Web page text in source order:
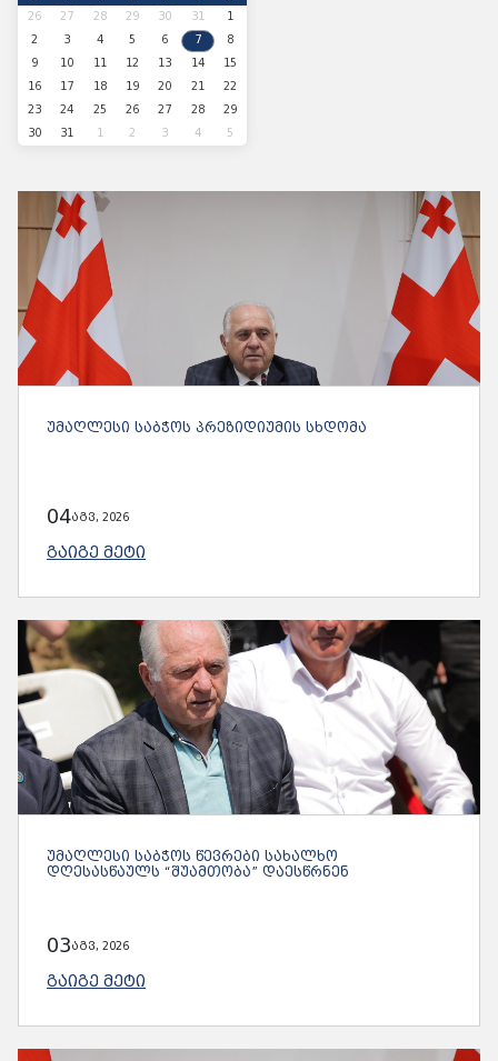
26 27 28 29 30 31
1
2
3 4 5 6 7
8
9
10 11 12 13 14
15
16
17 18 19 20 21
22
23
24 25 26 27 28
29
30
31 1 2 3 4 5
ᲣᲛᲐᲦᲚᲔᲡᲘ ᲡᲐᲑᲭᲝᲡ ᲞᲠᲔᲖᲘᲓᲘᲣᲛᲘᲡ ᲡᲮᲓᲝᲛᲐ
04აგვ, 2026
ᲒᲐᲘᲒᲔ ᲛᲔᲢᲘ
ᲣᲛᲐᲦᲚᲔᲡᲘ ᲡᲐᲑᲭᲝᲡ ᲬᲔᲕᲠᲔᲑᲘ ᲡᲐᲮᲐᲚᲮᲝ
ᲓᲦᲔᲡᲐᲡᲬᲐᲣᲚᲡ “ᲨᲣᲐᲛᲗᲝᲑᲐ” ᲓᲐᲔᲡᲬᲠᲜᲔᲜ
03აგვ, 2026
ᲒᲐᲘᲒᲔ ᲛᲔᲢᲘ